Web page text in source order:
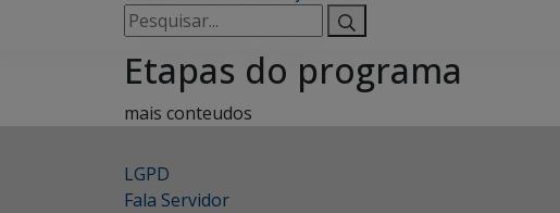
Pesquisar
por:
Etapas do programa
mais conteudos
LGPD
Fala Servidor